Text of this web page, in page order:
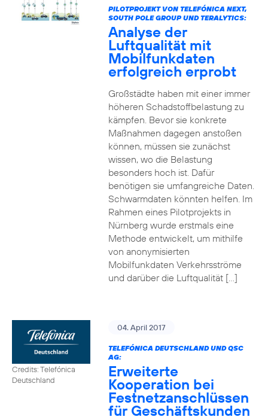
PILOTPROJEKT VON TELEFÓNICA NEXT,
SOUTH POLE GROUP UND TERALYTICS:
Analyse der
Luftqualität mit
Mobilfunkdaten
erfolgreich erprobt
Großstädte haben mit einer immer
höheren Schadstoffbelastung zu
kämpfen. Bevor sie konkrete
Maßnahmen dagegen anstoßen
können, müssen sie zunächst
wissen, wo die Belastung
besonders hoch ist. Dafür
benötigen sie umfangreiche Daten.
Schwarmdaten könnten helfen. Im
Rahmen eines Pilotprojekts in
Nürnberg wurde erstmals eine
Methode entwickelt, um mithilfe
von anonymisierten
Mobilfunkdaten Verkehrsströme
und darüber die Luftqualität […]
Credits: Telefónica
Deutschland
04. April 2017
TELEFÓNICA DEUTSCHLAND UND QSC
AG:
Erweiterte
Kooperation bei
Festnetzanschlüssen
für Geschäftskunden